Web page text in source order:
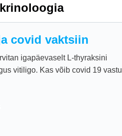
covid vaktsiin
igapäevaselt L-thyraksini
vitiligo. Kas võib covid 19 vastu